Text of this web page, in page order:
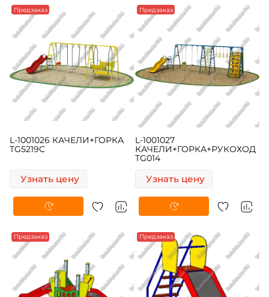
Предзаказ
L-1001026 КАЧЕЛИ+ГОРКА
TG5219C
Узнать цену
Предзаказ
L-1001027
КАЧЕЛИ+ГОРКА+РУКОХОД
TG014
Узнать цену
Предзаказ Предзаказ